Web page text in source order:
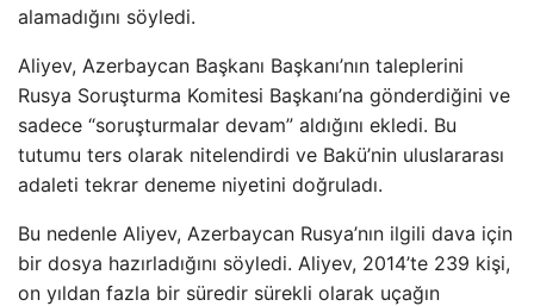
alamadığını söyledi.
Aliyev, Azerbaycan Başkanı Başkanı’nın taleplerini
Rusya Soruşturma Komitesi Başkanı’na gönderdiğini ve
sadece “soruşturmalar devam” aldığını ekledi. Bu
tutumu ters olarak nitelendirdi ve Bakü’nin uluslararası
adaleti tekrar deneme niyetini doğruladı.
Bu nedenle Aliyev, Azerbaycan Rusya’nın ilgili dava için
bir dosya hazırladığını söyledi. Aliyev, 2014’te 239 kişi,
on yıldan fazla bir süredir sürekli olarak uçağın